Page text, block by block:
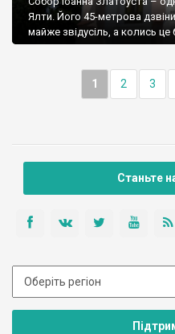
Ялти. Його 45-метрова
майже звідусіль, а колись це
1 2 3
Станьте